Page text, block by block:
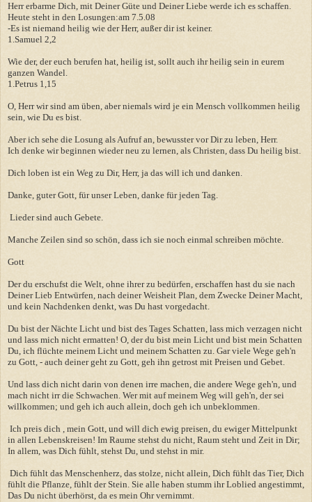
Herr erbarme Dich, mit Deiner Güte und Deiner Liebe werde ich es schaffen.
Heute steht in den Losungen:am 7.5.08
-Es ist niemand heilig wie der Herr, außer dir ist keiner.
1.Samuel 2,2
Wie der, der euch berufen hat, heilig ist, sollt auch ihr heilig sein in eurem
ganzen Wandel.
1.Petrus 1,15
O, Herr wir sind am üben, aber niemals wird je ein Mensch vollkommen heilig
sein, wie Du es bist.
Aber ich sehe die Losung als Aufruf an, bewusster vor Dir zu leben, Herr.
Ich denke wir beginnen wieder neu zu lernen, als Christen, dass Du heilig bist.
Dich loben ist ein Weg zu Dir, Herr, ja das will ich und danken.
Danke, guter Gott, für unser Leben, danke für jeden Tag.
Lieder sind auch Gebete.
Manche Zeilen sind so schön, dass ich sie noch einmal schreiben möchte.
Gott
Der du erschufst die Welt, ohne ihrer zu bedürfen, erschaffen hast du sie nach
Deiner Lieb Entwürfen, nach deiner Weisheit Plan, dem Zwecke Deiner Macht,
und kein Nachdenken denkt, was Du hast vorgedacht.
Du bist der Nächte Licht und bist des Tages Schatten, lass mich verzagen nicht
und lass mich nicht ermatten! O, der du bist mein Licht und bist mein Schatten
Du, ich flüchte meinem Licht und meinem Schatten zu. Gar viele Wege geh'n
zu Gott, - auch deiner geht zu Gott, geh ihn getrost mit Preisen und Gebet.
Und lass dich nicht darin von denen irre machen, die andere Wege geh'n, und
mach nicht irr die Schwachen. Wer mit auf meinem Weg will geh'n, der sei
willkommen; und geh ich auch allein, doch geh ich unbeklommen.
Ich preis dich , mein Gott, und will dich ewig preisen, du ewiger Mittelpunkt
in allen Lebenskreisen! Im Raume stehst du nicht, Raum steht und Zeit in Dir;
In allem, was Dich fühlt, stehst Du, und stehst in mir.
Dich fühlt das Menschenherz, das stolze, nicht allein, Dich fühlt das Tier, Dich
fühlt die Pflanze, fühlt der Stein. Sie alle haben stumm ihr Loblied angestimmt,
Das Du nicht überhörst, da es mein Ohr vernimmt.